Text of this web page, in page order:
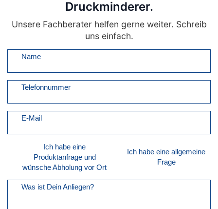
Druckminderer.
Unsere Fachberater helfen gerne weiter. Schreib
uns einfach.
Name
Telefonnummer
E-Mail
Ich habe eine
Produktanfrage und
wünsche Abholung vor Ort
Ich habe eine allgemeine
Frage
Was ist Dein Anliegen?